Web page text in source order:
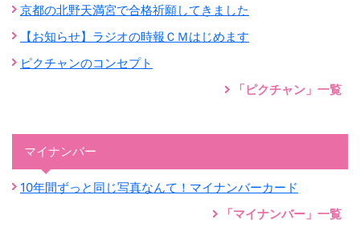
京都の北野天満宮で合格祈願してきました
【お知らせ】ラジオの時報ＣＭはじめます
ピクチャンのコンセプト
「ピクチャン」一覧
マイナンバー
10年間ずっと同じ写真なんて！マイナンバーカード
「マイナンバー」一覧